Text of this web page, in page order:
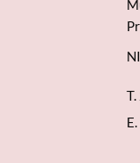
T.
E.